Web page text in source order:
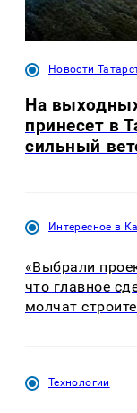
Новости
На
принесет в
сильный
Интересное в
«Выбрали
что главное
молчат
Технологии